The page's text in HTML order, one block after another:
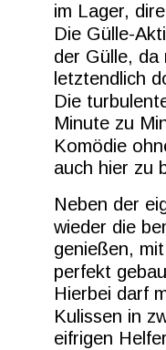
im Lager,
Die Gülle-
der Gülle, da
letztendlich
Die
Minute zu
Komödie
auch hier zu
Neben der
wieder die
genießen,
perfekt
Hierbei darf
Kulissen in
eifrigen